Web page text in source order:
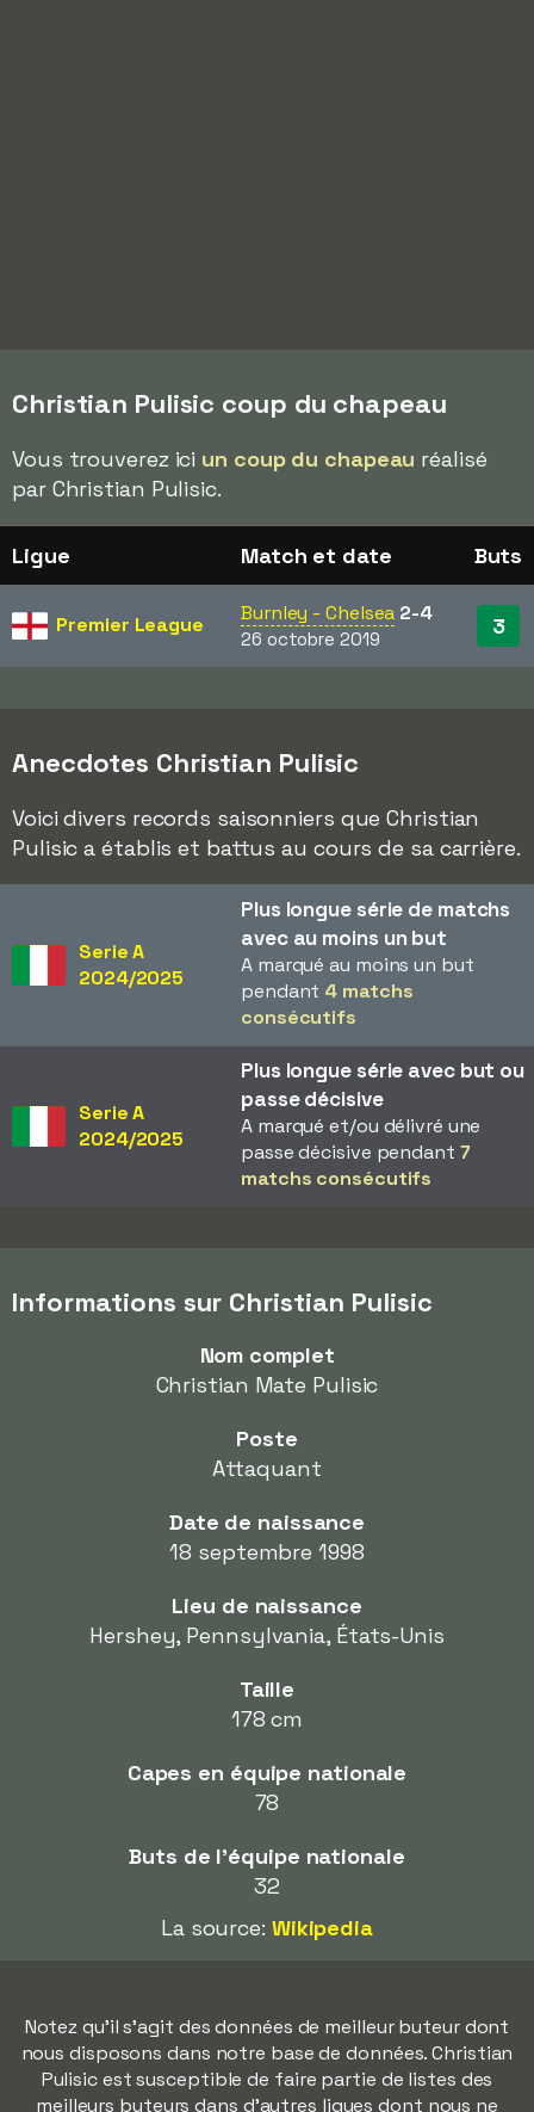
Christian Pulisic coup du chapeau
Vous trouverez ici un coup du chapeau réalisé
par Christian Pulisic.
Ligue Match et date Buts
Premier League Burnley - Chelsea 2-4
26 octobre 2019 3
Anecdotes Christian Pulisic
Voici divers records saisonniers que Christian
Pulisic a établis et battus au cours de sa carrière.
Serie A
2024/2025
Plus longue série de matchs
avec au moins un but
A marqué au moins un but
pendant 4 matchs
consécutifs
Serie A
2024/2025
Plus longue série avec but ou
passe décisive
A marqué et/ou délivré une
passe décisive pendant 7
matchs consécutifs
Informations sur Christian Pulisic
Nom complet
Christian Mate Pulisic
Poste
Attaquant
Date de naissance
18 septembre 1998
Lieu de naissance
Hershey, Pennsylvania, États-Unis
Taille
178 cm
Capes en équipe nationale
78
Buts de l'équipe nationale
32
La source: Wikipedia
Notez qu'il s'agit des données de meilleur buteur dont
nous disposons dans notre base de données. Christian
Pulisic est susceptible de faire partie de listes des
meilleurs buteurs dans d'autres ligues dont nous ne